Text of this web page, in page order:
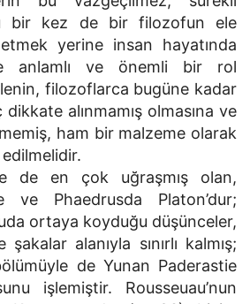
bir kez de bir filozofun ele
yerine insan hayatında
anlamlı ve önemli bir rol
filozoflarca bugüne kadar
alınmamış olmasına ve
ham bir malzeme olarak
de en çok uğraşmış olan,
ve Phaedrusda Platon’dur;
ortaya koyduğu düşünceler,
alanıyla sınırlı kalmış;
de Yunan Paderastie
işlemiştir. Rousseuau’nun